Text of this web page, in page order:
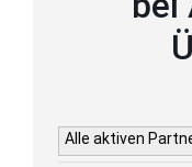
Alle aktiven